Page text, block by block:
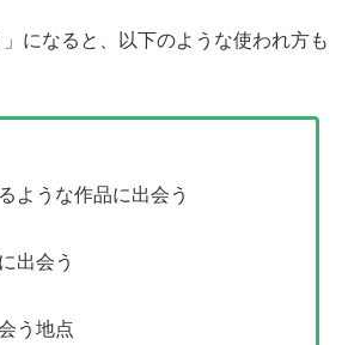
になると、以下のような使われ方も
ような作品に出会う
出会う
う地点